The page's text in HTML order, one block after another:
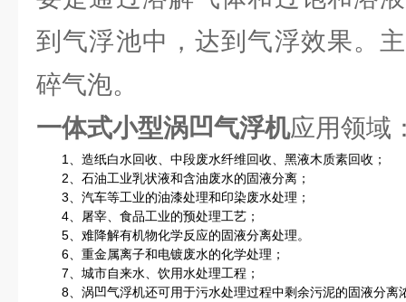
到气浮池中，达到气浮效果。
碎气泡。
一体式小型涡凹气浮机应用领域
1、造纸白水回收、中段废水纤维回收、黑液木质素回收；
2、石油工业乳状液和含油废水的固液分离；
3、汽车等工业的油漆处理和印染废水处理；
4、屠宰、食品工业的预处理工艺；
5、难降解有机物化学反应的固液分离处理。
6、重金属离子和电镀废水的化学处理；
7、城市自来水、饮用水处理工程；
8、涡凹气浮机还可用于污水处理过程中剩余污泥的固液分离